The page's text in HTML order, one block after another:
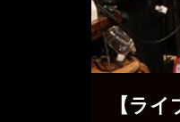
【ラ